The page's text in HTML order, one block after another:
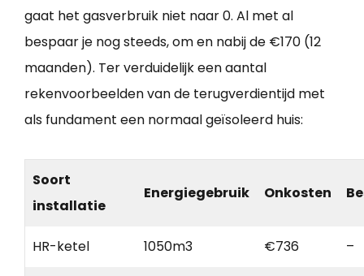
gaat het gasverbruik niet naar 0. Al met al
bespaar je nog steeds, om en nabij de €170 (12
maanden). Ter verduidelijk een aantal
rekenvoorbeelden van de terugverdientijd met
als fundament een normaal geïsoleerd huis:
Soort
installatie
Energiegebruik Onkosten
HR-ketel 1050m3 €736 –